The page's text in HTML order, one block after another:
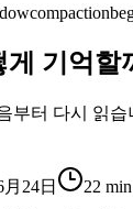
compaction
기억할
부터 다시 읽
24日 22